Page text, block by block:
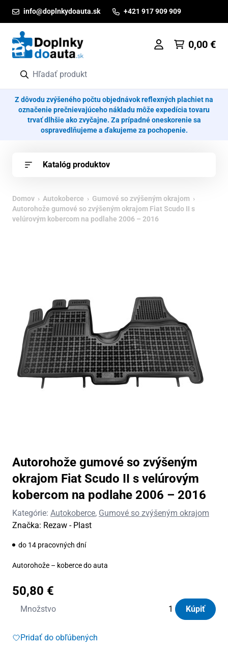
info@doplnkydoauta.sk +421 917 909 909
0,00 €
Z dôvodu zvýšeného počtu objednávok reflexných plachiet na
označenie prečnievajúceho nákladu môže expedícia tovaru
trvať dlhšie ako zvyčajne. Za prípadné oneskorenie sa
ospravedlňujeme a ďakujeme za pochopenie.
Katalóg produktov
Domov › Autokoberce › Gumové so zvýšeným okrajom ›
Autorohože gumové so zvýšeným okrajom Fiat Scudo II s
velúrovým kobercom na podlahe 2006 – 2016
Autorohože gumové so zvýšeným
okrajom Fiat Scudo II s velúrovým
kobercom na podlahe 2006 – 2016
Kategórie: Autokoberce, Gumové so zvýšeným okrajom
Značka: Rezaw - Plast
do 14 pracovných dní
Autorohože – koberce do auta
50,80 €
Množstvo
množstvo
gumové
Kúpiť
Pridať do obľúbených